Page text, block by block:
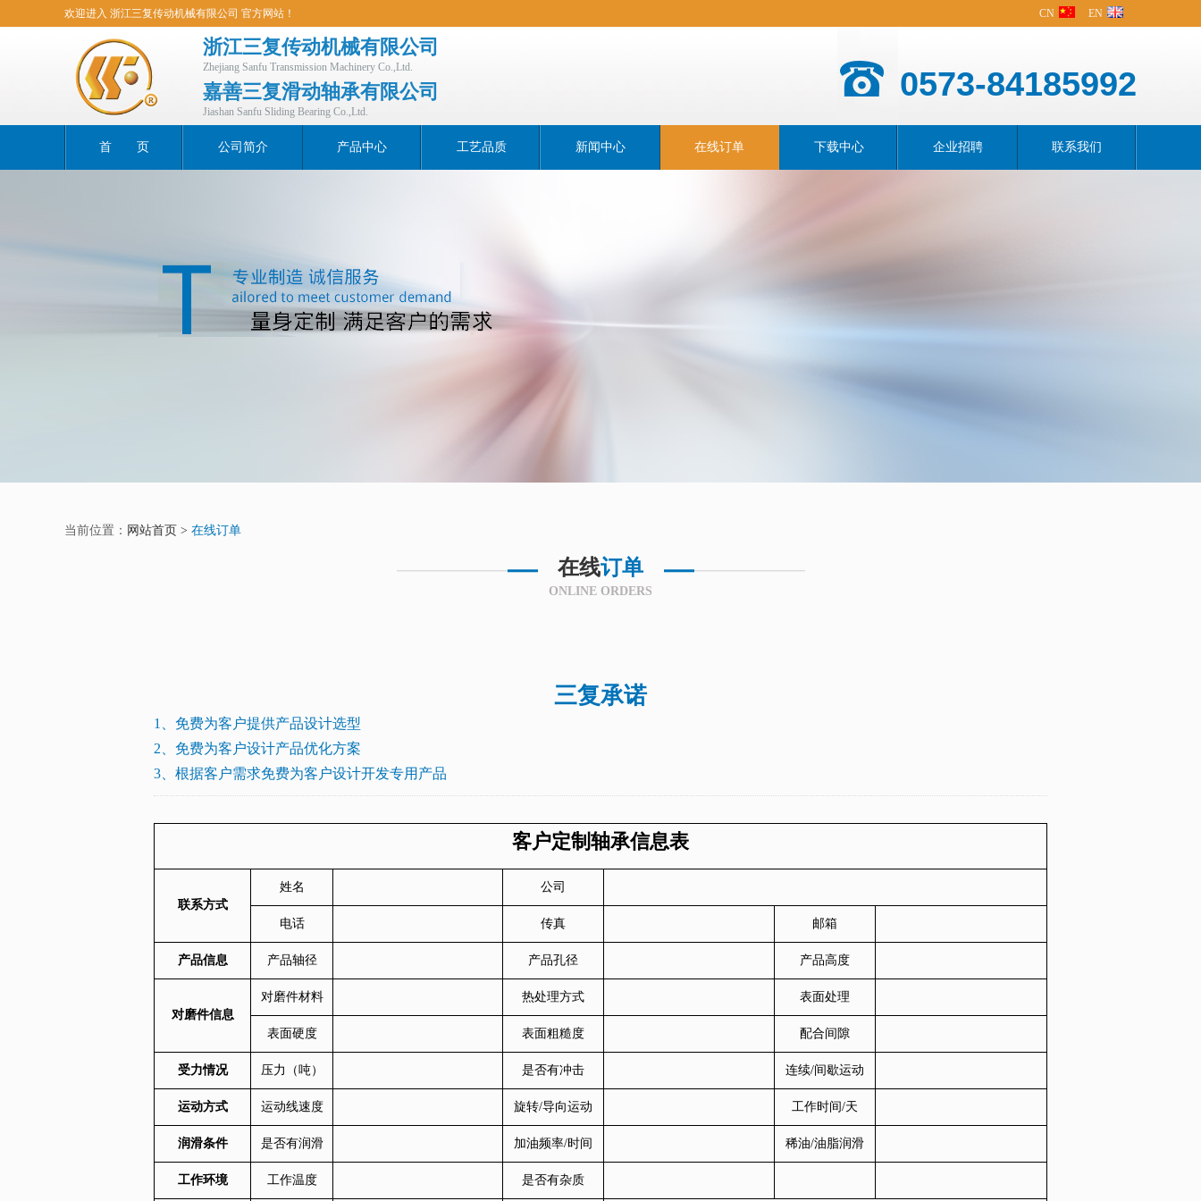
欢迎进入 浙江三复传动机械有限公司 官方网站！ CN EN
浙江三复传动机械有限公司
Zhejiang Sanfu Transmission Machinery Co.,Ltd.
嘉善三复滑动轴承有限公司
Jiashan Sanfu Sliding Bearing Co.,Ltd.
0573-84185992
首 页 公司简介 产品中心 工艺品质 新闻中心 在线订单 下载中心 企业招聘 联系我们
当前位置： 网站首页 > 在线订单
在线订单
ONLINE ORDERS
三复承诺
1、免费为客户提供产品设计选型
2、免费为客户设计产品优化方案
3、根据客户需求免费为客户设计开发专用产品
客户定制轴承信息表
联系方式
姓名 公司
电话 传真 邮箱
产品信息 产品轴径 产品孔径 产品高度
对磨件信息
对磨件材料 热处理方式 表面处理
表面硬度 表面粗糙度 配合间隙
受力情况 压力（吨） 是否有冲击 连续/间歇运动
运动方式 运动线速度 旋转/导向运动 工作时间/天
润滑条件 是否有润滑 加油频率/时间 稀油/油脂润滑
工作环境 工作温度 是否有杂质